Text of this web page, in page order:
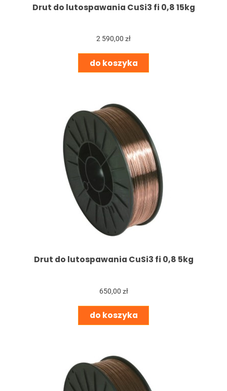
Drut do lutospawania CuSi3 fi 0,8 15kg
2 590,00 zł
do koszyka
Drut do lutospawania CuSi3 fi 0,8 5kg
650,00 zł
do koszyka